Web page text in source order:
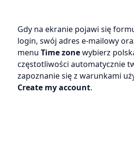
Gdy na ekranie pojawi się
login, swój adres e-mailowy
menu Time zonewybierz
częstotliwości automatycznie
zapoznanie się z warunkami
Create my account.